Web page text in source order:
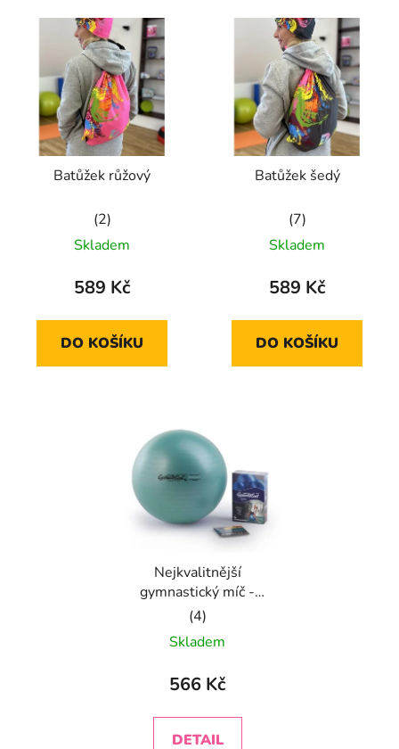
Batůžek růžový
Průměrné
hodnocení
produktu
5,0
z
Skladem
589 Kč
DO KOŠÍKU
Batůžek šedý
Průměrné
hodnocení
produktu
5,0
z
Skladem
589 Kč
DO KOŠÍKU
Nejkvalitnější
gymnastický míč -
zelený
Průměrné
hodnocení
produktu
5,0
Skladem
566 Kč
DETAIL